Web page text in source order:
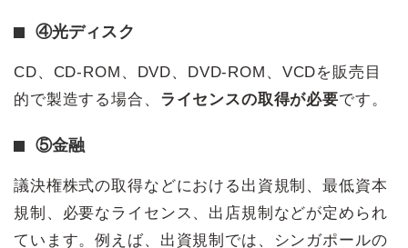
④光ディスク
CD、CD-ROM、DVD、DVD-ROM、VCDを販売目
的で製造する場合、 ライセンスの取得が必要です。
⑤金融
議決権株式の取得などにおける出資規制、最低資本
規制、必要なライセンス、出店規制などが定められ
ています。例えば、出資規制では、シンガポールの